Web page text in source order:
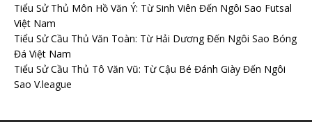
Tiểu Sử Thủ Môn Hồ Văn Ý: Từ Sinh Viên Đến Ngôi Sao Futsal
Việt Nam
Tiểu Sử Cầu Thủ Văn Toàn: Từ Hải Dương Đến Ngôi Sao Bóng
Đá Việt Nam
Tiểu Sử Cầu Thủ Tô Văn Vũ: Từ Cậu Bé Đánh Giày Đến Ngôi
Sao V.league